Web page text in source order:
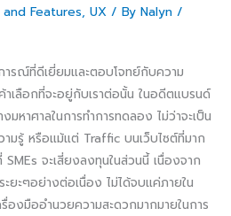
Features, UX / By Nalyn /
ารณ์ที่ดีเยี่ยมและตอบโจทย์กับความ
เลือกที่จะอยู่กับเราต่อนั้น ในอดีตแบรนด์
หาศาลในการทำการทดลอง ไม่ว่าจะเป็น
มรู้ หรือแม้แต่ Traffic บนเว็บไซต์ที่มาก
จะเสี่ยงลงทุนในส่วนนี้ เนื่องจาก
ยะๆอย่างต่อเนื่อง ไม่ได้จบแค่ภายใน
องมืออำนวยความสะดวกมากมายในการ